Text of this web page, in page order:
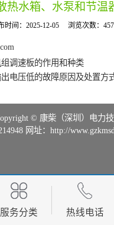
热水箱、水泵和节温
时间：2025-12-05 浏览次数：457
调速板的作用和种类
电压低的故障原因及处置方
© 康柴（深圳）电力技
网址：http://
服务分类 热线电话